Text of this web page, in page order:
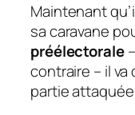
Maintenant
sa caravane
préélectorale
contraire – il va
partie attaquée